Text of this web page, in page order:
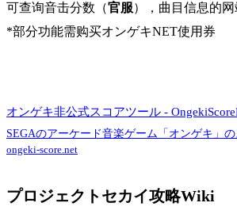
可查询音击分数（官服），曲目信息的
*部分功能需购买オンゲキNET使用券
オンゲキ非公式スコアツール -
SEGAのアーケード音楽ゲーム「オンゲキ」
ongeki-score.net
プロジェクトセカイ攻略Wiki